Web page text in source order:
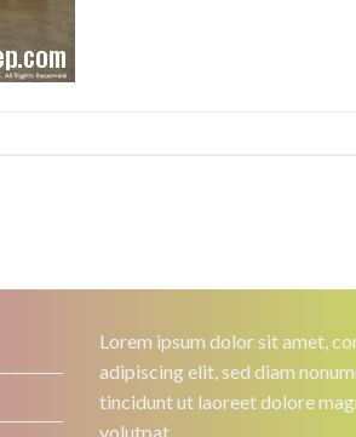
Lorem ipsum dolor sit amet,
adipiscing elit, sed diam
tincidunt ut laoreet dolore
volutpat.